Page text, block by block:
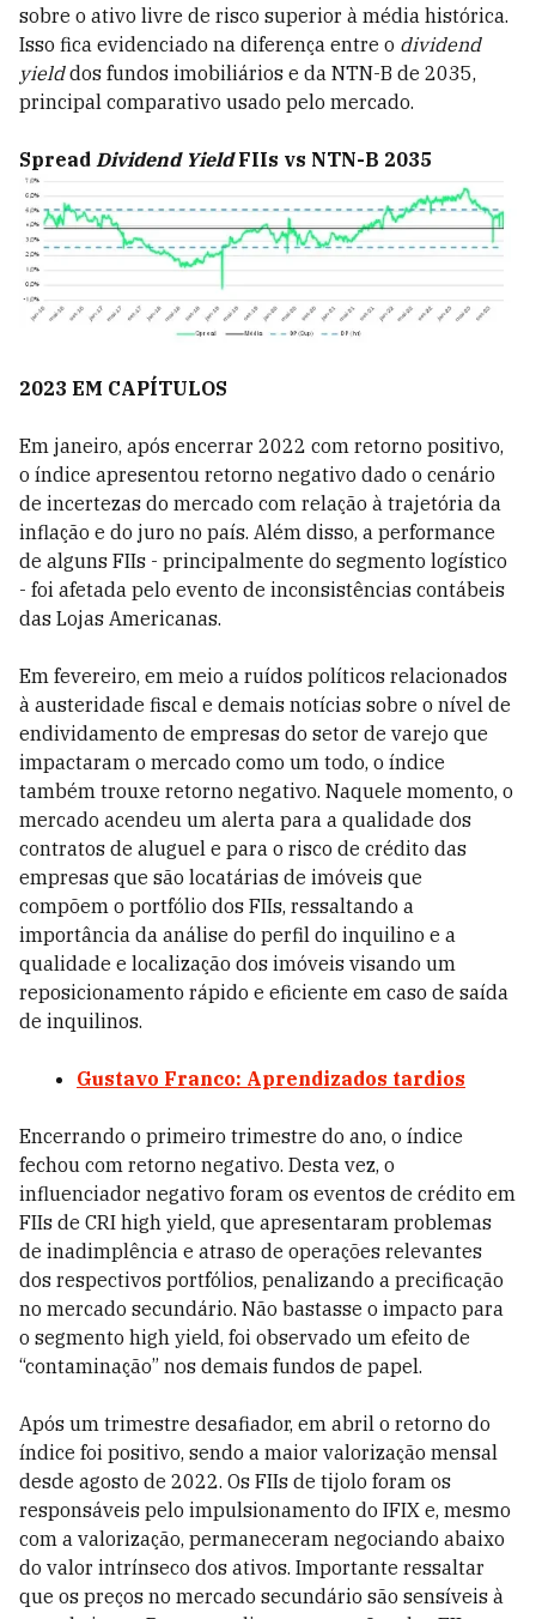
sobre o ativo livre de risco superior à média histórica.
Isso fica evidenciado na diferença entre o dividend
yielddos fundos imobiliários e da NTN-B de 2035,
principal comparativo usado pelo mercado.
Spread Dividend YieldFIIs vs NTN-B 2035
2023 EM CAPÍTULOS
Em janeiro, após encerrar 2022 com retorno positivo,
o índice apresentou retorno negativo dado o cenário
de incertezas do mercado com relação à trajetória da
inflação e do juro no país. Além disso, a performance
de alguns FIIs - principalmente do segmento logístico
- foi afetada pelo evento de inconsistências contábeis
das Lojas Americanas.
Em fevereiro, em meio a ruídos políticos relacionados
à austeridade fiscal e demais notícias sobre o nível de
endividamento de empresas do setor de varejo que
impactaram o mercado como um todo, o índice
também trouxe retorno negativo. Naquele momento, o
mercado acendeu um alerta para a qualidade dos
contratos de aluguel e para o risco de crédito das
empresas que são locatárias de imóveis que
compõem o portfólio dos FIIs, ressaltando a
importância da análise do perfil do inquilino e a
qualidade e localização dos imóveis visando um
reposicionamento rápido e eficiente em caso de saída
de inquilinos.
Gustavo Franco: Aprendizados tardios
Encerrando o primeiro trimestre do ano, o índice
fechou com retorno negativo. Desta vez, o
influenciador negativo foram os eventos de crédito em
FIIs de CRI high yield, que apresentaram problemas
de inadimplência e atraso de operações relevantes
dos respectivos portfólios, penalizando a precificação
no mercado secundário. Não bastasse o impacto para
o segmento high yield, foi observado um efeito de
“contaminação” nos demais fundos de papel.
Após um trimestre desafiador, em abril o retorno do
índice foi positivo, sendo a maior valorização mensal
desde agosto de 2022. Os FIIs de tijolo foram os
responsáveis pelo impulsionamento do IFIX e, mesmo
com a valorização, permaneceram negociando abaixo
do valor intrínseco dos ativos. Importante ressaltar
que os preços no mercado secundário são sensíveis à